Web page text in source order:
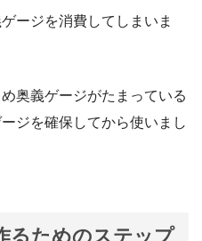
ージを消費してしまいま
奥義ゲージがたまっている
ジを確保してから使いまし
るためのステップ